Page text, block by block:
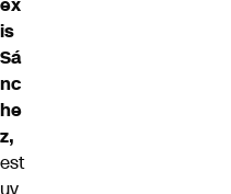
is
Sá
nc
he
z,
est
uv